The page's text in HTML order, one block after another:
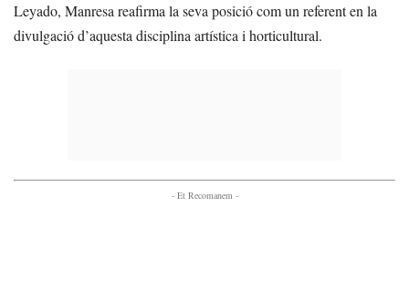
Leyado, Manresa reafirma la seva posició com un referent en la
divulgació d’aquesta disciplina artística i horticultural.
- Et Recomanem -